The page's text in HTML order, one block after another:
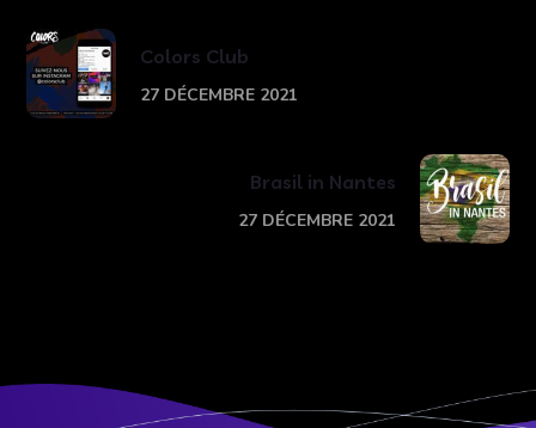
Colors Club
27 DÉCEMBRE 2021
Brasil in Nantes
27 DÉCEMBRE 2021